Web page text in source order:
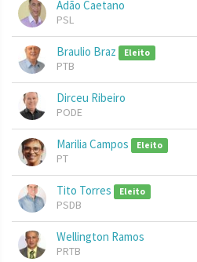
Adão Caetano
PSL
Braulio Braz Eleito
PTB
Dirceu Ribeiro
PODE
Marilia Campos Eleito
PT
Tito Torres Eleito
PSDB
Wellington Ramos
PRTB